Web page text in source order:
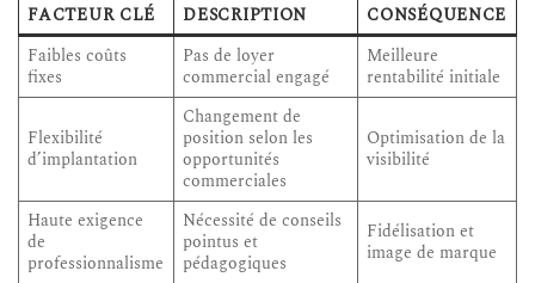
FACTEUR CLÉ DESCRIPTION
CONSÉQUENCE
Faibles coûts
fixes
Pas de loyer
commercial engagé
Meilleure
rentabilité initiale
Flexibilité
d’implantation
Changement de
position selon les
opportunités
commerciales
Optimisation de la
visibilité
Haute exigence
de
professionnalisme
Nécessité de conseils
pointus et
pédagogiques
Fidélisation et
image de marque